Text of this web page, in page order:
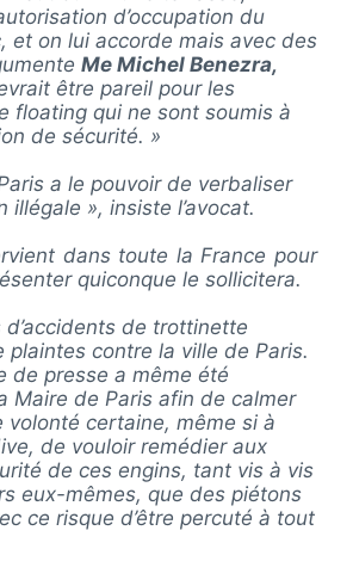
d’occupation du
et on lui accorde mais avec des
Me Michel Benezra,
être pareil pour les
floating qui ne sont soumis à
de sécurité. »
a le pouvoir de verbaliser
illégale », insiste l’avocat.
dans toute la France pour
quiconque le sollicitera.
d’accidents de trottinette
plaintes contre la ville de Paris.
de presse a même été
Maire de Paris afin de calmer
volonté certaine, même si à
de vouloir remédier aux
de ces engins, tant vis à vis
eux-mêmes, que des piétons
ce risque d’être percuté à tout